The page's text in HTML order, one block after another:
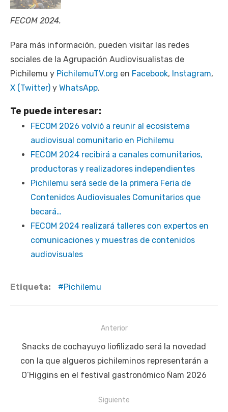
FECOM 2024.
Para más información, pueden visitar las redes
sociales de la Agrupación Audiovisualistas de
Pichilemu y PichilemuTV.org en Facebook, Instagram,
X (Twitter) y WhatsApp.
Te puede interesar:
FECOM 2026 volvió a reunir al ecosistema
audiovisual comunitario en Pichilemu
FECOM 2024 recibirá a canales comunitarios,
productoras y realizadores independientes
Pichilemu será sede de la primera Feria de
Contenidos Audiovisuales Comunitarios que
becará…
FECOM 2024 realizará talleres con expertos en
comunicaciones y muestras de contenidos
audiovisuales
Etiqueta: Pichilemu
de
entradas
Anterior
Publicación
anterior:
Snacks de cochayuyo liofilizado será la novedad
con la que algueros pichileminos representarán a
O’Higgins en el festival gastronómico Ñam 2026
Siguiente